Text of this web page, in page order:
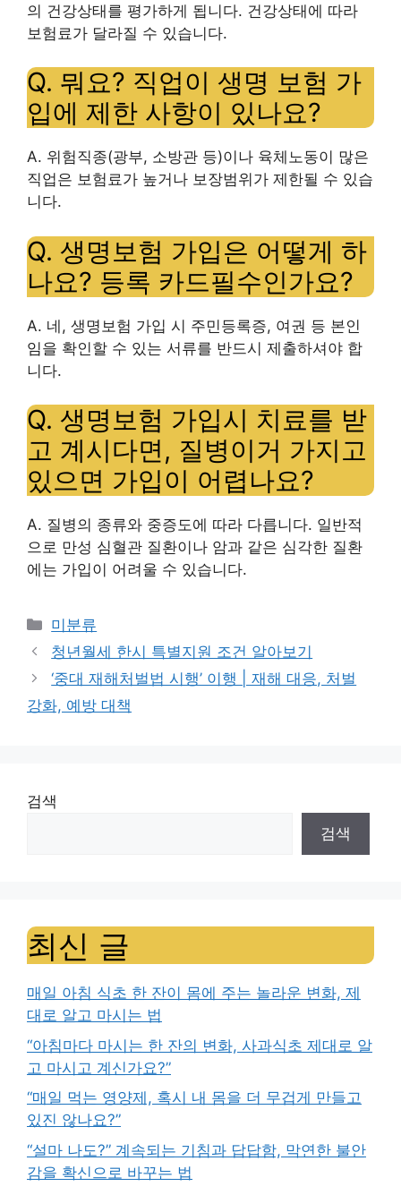
의 건강상태를 평가하게 됩니다. 건강상태에 따라
보험료가 달라질 수 있습니다.
Q. 뭐요? 직업이 생명 보험 가
입에 제한 사항이 있나요?
A. 위험직종(광부, 소방관 등)이나 육체노동이 많은
직업은 보험료가 높거나 보장범위가 제한될 수 있습
니다.
Q. 생명보험 가입은 어떻게 하
나요? 등록 카드필수인가요?
A. 네, 생명보험 가입 시 주민등록증, 여권 등 본인
임을 확인할 수 있는 서류를 반드시 제출하셔야 합
니다.
Q. 생명보험 가입시 치료를 받
고 계시다면, 질병이거 가지고
있으면 가입이 어렵나요?
A. 질병의 종류와 중증도에 따라 다릅니다. 일반적
으로 만성 심혈관 질환이나 암과 같은 심각한 질환
에는 가입이 어려울 수 있습니다.
Categories
미분류
청년월세 한시 특별지원 조건 알아보기
‘중대 재해처벌법 시행’ 이행 | 재해 대응, 처벌
강화, 예방 대책
검색
검색
최신 글
매일 아침 식초 한 잔이 몸에 주는 놀라운 변화, 제
대로 알고 마시는 법
“아침마다 마시는 한 잔의 변화, 사과식초 제대로 알
고 마시고 계신가요?”
“매일 먹는 영양제, 혹시 내 몸을 더 무겁게 만들고
있진 않나요?”
“설마 나도?” 계속되는 기침과 답답함, 막연한 불안
감을 확신으로 바꾸는 법